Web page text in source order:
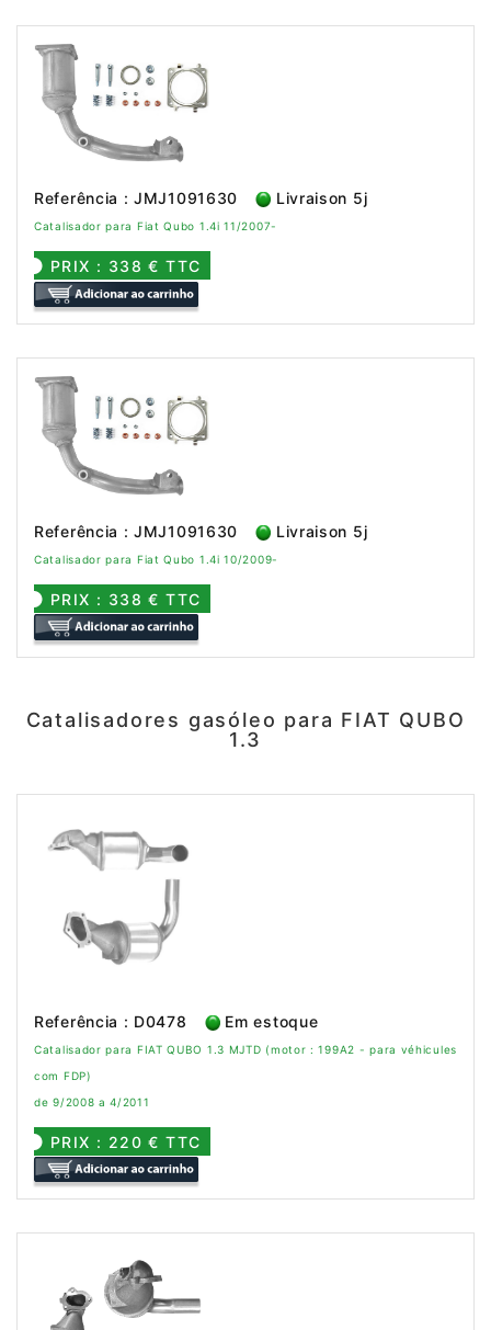
Referência : JMJ1091630 Livraison 5j
Catalisador para Fiat Qubo 1.4i 11/2007-
PRIX : 338 € TTC
Referência : JMJ1091630 Livraison 5j
Catalisador para Fiat Qubo 1.4i 10/2009-
PRIX : 338 € TTC
Catalisadores gasóleo para FIAT QUBO
1.3
Referência : D0478 Em estoque
Catalisador para FIAT QUBO 1.3 MJTD (motor : 199A2 - para véhicules
com FDP)
de 9/2008 a 4/2011
PRIX : 220 € TTC